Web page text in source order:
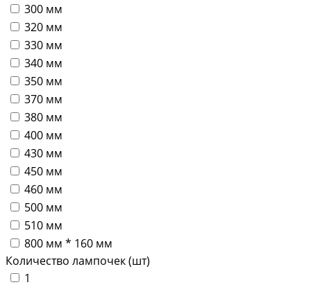
300 мм
320 мм
330 мм
340 мм
350 мм
370 мм
380 мм
400 мм
430 мм
450 мм
460 мм
500 мм
510 мм
800 мм * 160 мм
Количество лампочек (шт)
1